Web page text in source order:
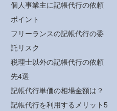
個人事業主に記帳代行の依頼
ポイント
フリーランスの記帳代行の委
託リスク
税理士以外の記帳代行の依頼
先4選
記帳代行単価の相場金額は？
記帳代行を利用するメリット5